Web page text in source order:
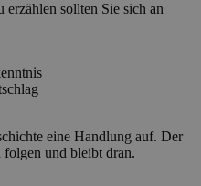
sollten Sie sich an
eine Handlung auf. Der
folgen und bleibt dran.